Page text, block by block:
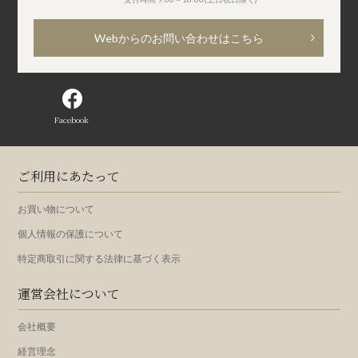
Webからのお問い合わせはこちら
Facebook
ご利用にあたって
お買い物について
個人情報の保護について
特定商取引に関する法律に基づく表示
運営会社について
会社概要
経営理念